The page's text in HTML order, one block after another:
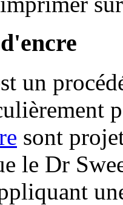
un
sont
le Dr